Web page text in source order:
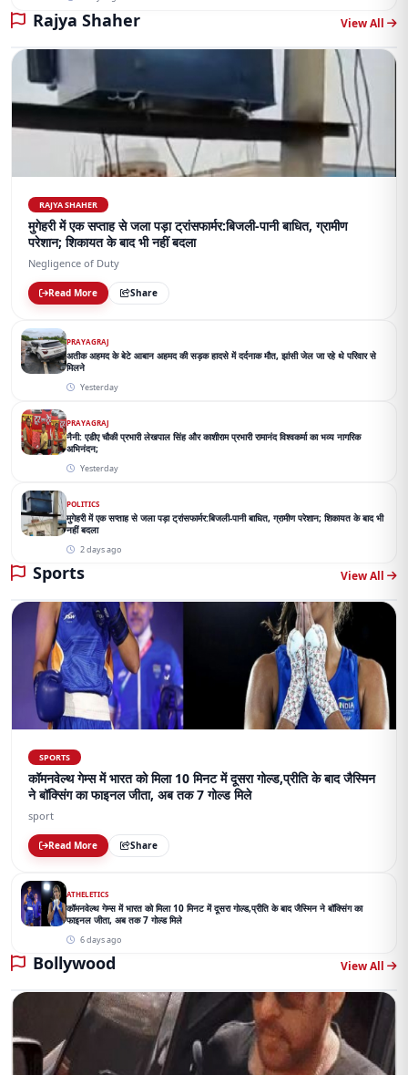
Rajya Shaher View All
RAJYA SHAHER
मुगेहरी में एक सप्ताह से जला पड़ा ट्रांसफार्मर:बिजली-पानी बाधित, ग्रामीण
परेशान; शिकायत के बाद भी नहीं बदला
Negligence of Duty
Read More Share
PRAYAGRAJ
अतीक अहमद के बेटे आबान अहमद की सड़क हादसे में दर्दनाक मौत, झांसी जेल जा रहे थे परिवार से
मिलने
Yesterday
PRAYAGRAJ
नैनी: एडीए चौकी प्रभारी लेखपाल सिंह और काशीराम प्रभारी रामानंद विश्वकर्मा का भव्य नागरिक
अभिनंदन;
Yesterday
POLITICS
मुगेहरी में एक सप्ताह से जला पड़ा ट्रांसफार्मर:बिजली-पानी बाधित, ग्रामीण परेशान; शिकायत के बाद भी
नहीं बदला
2 days ago
Sports View All
SPORTS
कॉमनवेल्थ गेम्स में भारत को मिला 10 मिनट में दूसरा गोल्ड,प्रीति के बाद जैस्मिन
ने बॉक्सिंग का फाइनल जीता, अब तक 7 गोल्ड मिले
sport
Read More Share
ATHELETICS
कॉमनवेल्थ गेम्स में भारत को मिला 10 मिनट में दूसरा गोल्ड,प्रीति के बाद जैस्मिन ने बॉक्सिंग का
फाइनल जीता, अब तक 7 गोल्ड मिले
6 days ago
Bollywood View All